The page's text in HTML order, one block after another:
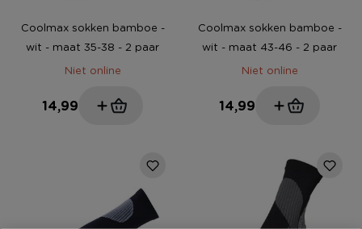
Coolmax sokken bamboe -
wit - maat 35-38 - 2 paar
Niet online
14,99
Coolmax sokken bamboe -
wit - maat 43-46 - 2 paar
Niet online
14,99